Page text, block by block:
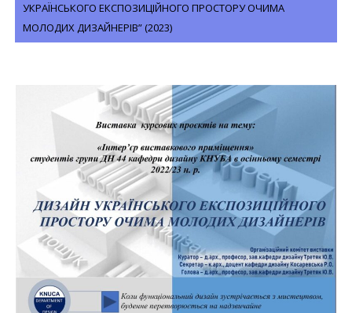
УКРАЇНСЬКОГО ЕКСПОЗИЦІЙНОГО ПРОСТОРУ ОЧИМА
МОЛОДИХ ДИЗАЙНЕРІВ” (2023)